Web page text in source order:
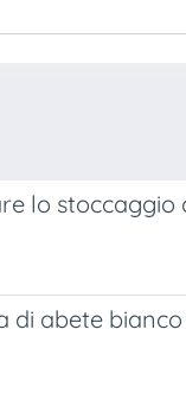
lo stoccaggio
abete